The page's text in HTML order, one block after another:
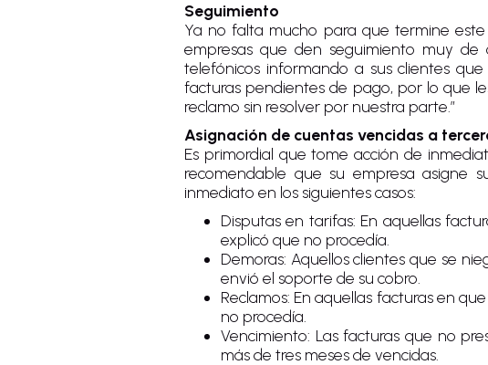
Seguimiento
Ya no falta mucho para que termine
empresas que den seguimiento muy de
telefónicos informando a sus clientes
facturas pendientes de pago, por lo que
reclamo sin resolver por nuestra parte.”
Asignación de cuentas vencidas a
Es primordial que tome acción de
recomendable que su empresa asigne
inmediato en los siguientes casos:
Disputas en tarifas: En aquellas
explicó que no procedía.
Demoras: Aquellos clientes que se
envió el soporte de su cobro.
Reclamos: En aquellas facturas en
no procedía.
Vencimiento: Las facturas que no
más de tres meses de vencidas.